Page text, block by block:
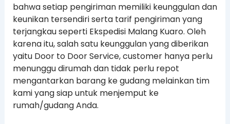
bahwa setiap pengiriman memiliki keunggulan dan
keunikan tersendiri serta tarif pengiriman yang
terjangkau seperti Ekspedisi Malang Kuaro. Oleh
karena itu, salah satu keunggulan yang diberikan
yaitu Door to Door Service, customer hanya perlu
menunggu dirumah dan tidak perlu repot
mengantarkan barang ke gudang melainkan tim
kami yang siap untuk menjemput ke
rumah/gudang Anda.